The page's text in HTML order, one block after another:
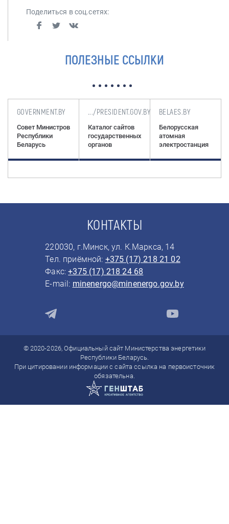
Поделиться в соц.сетях:
ПОЛЕЗНЫЕ ССЫЛКИ
GOVERNMENT.BY
Совет Министров
Республики
Беларусь
.../PRESIDENT.GOV.BY
Каталог сайтов
государственных
органов
BELAES.BY
Белорусская
атомная
электростанция
КОНТАКТЫ
220030, г.Минск, ул. К.Маркса, 14
Тел. приёмной: +375 (17) 218 21 02
Факс:+375 (17) 218 24 68
E-mail: minenergo@minenergo.gov.by
© 2020-2026, Официальный сайт Министерства энергетики
Республики Беларусь.
При цитировании информации с сайта ссылка на первоисточник
обязательна.